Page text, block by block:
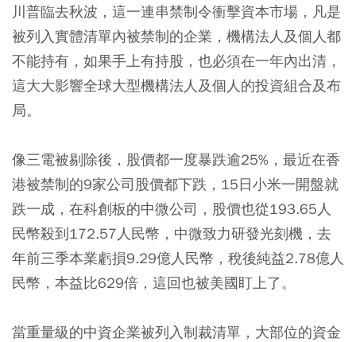
川普臨去秋波，這一連串禁制令衝擊資本市場，凡是
被列入實體清單內被禁制的企業，機構法人及個人都
不能持有，如果手上有持股，也必須在一年內出清，
這大大影響全球大型機構法人及個人的投資組合及布
局。
像三電被剔除後，股價都一度暴跌逾25%，最近在香
港被禁制的9家公司股價都下跌，15日小米一開盤就
跌一成，在科創板的中微公司，股價也從193.65人
民幣殺到172.57人民幣，中微致力研發光刻機，去
年前三季本業虧損9.29億人民幣，稅後純益2.78億人
民幣，本益比629倍，這回也被美國盯上了。
當重量級的中資企業被列入制裁清單，大部位的資金